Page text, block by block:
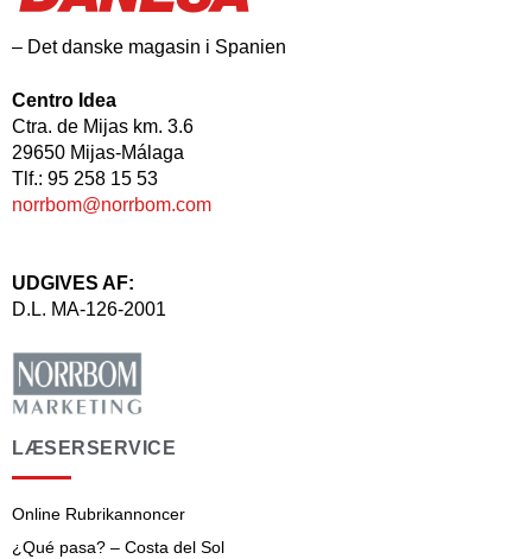
– Det danske magasin i Spanien
Centro Idea
Ctra. de Mijas km. 3.6
29650 Mijas-Málaga
Tlf.: 95 258 15 53
norrbom@norrbom.com
UDGIVES AF:
D.L. MA-126-2001
LÆSERSERVICE
Online Rubrikannoncer
¿Qué pasa? – Costa del Sol